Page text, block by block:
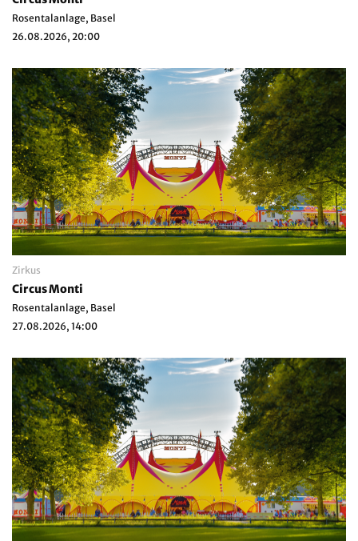
Rosentalanlage, Basel
26.08.2026, 20:00
Zirkus
Circus Monti
Rosentalanlage, Basel
27.08.2026, 14:00